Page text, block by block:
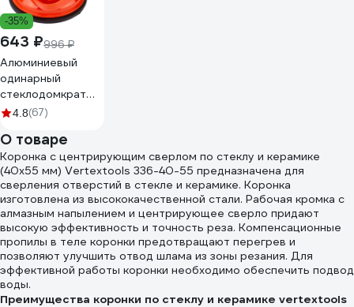
-35%
643 ₽996 ₽
Алюминиевый
одинарный
стеклодомкрат
50 кг Gigant grf-
4.8(67)
О товаре
Коронка с центрирующим сверлом по стеклу и керамике
(40х55 мм) Vertextools 336-40-55 предназначена для
сверления отверстий в стекле и керамике. Коронка
изготовлена из высококачественной стали. Рабочая кромка с
алмазным напылением и центрирующее сверло придают
высокую эффективность и точность реза. Компенсационные
пропилы в теле коронки предотвращают перегрев и
позволяют улучшить отвод шлама из зоны резания. Для
эффективной работы коронки необходимо обеспечить подвод
воды.
Преимущества коронки по стеклу и керамике vertextools